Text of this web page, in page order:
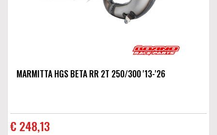
MARMITTA HGS BETA RR 2T 250/300 '13-'26
€ 248,13